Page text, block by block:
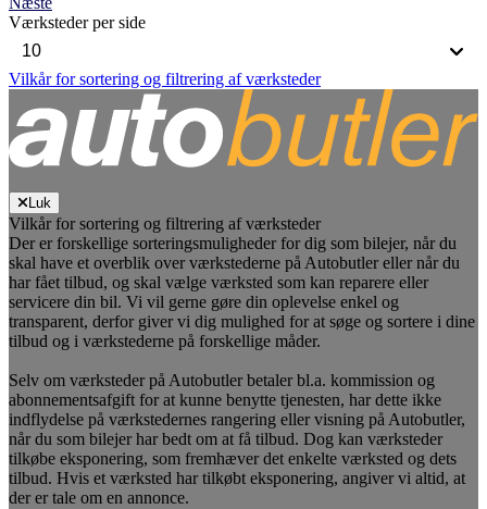
Værksteder per side
Vilkår for sortering og filtrering af værksteder
Luk
Vilkår for sortering og filtrering af værksteder
Der er forskellige sorteringsmuligheder for dig som bilejer, når du
skal have et overblik over værkstederne på Autobutler eller når du
har fået tilbud, og skal vælge værksted som kan reparere eller
servicere din bil. Vi vil gerne gøre din oplevelse enkel og
transparent, derfor giver vi dig mulighed for at søge og sortere i dine
tilbud og i værkstederne på forskellige måder.
Selv om værksteder på Autobutler betaler bl.a. kommission og
abonnementsafgift for at kunne benytte tjenesten, har dette ikke
indflydelse på værkstedernes rangering eller visning på Autobutler,
når du som bilejer har bedt om at få tilbud. Dog kan værksteder
tilkøbe eksponering, som fremhæver det enkelte værksted og dets
tilbud. Hvis et værksted har tilkøbt eksponering, angiver vi altid, at
der er tale om en annonce.